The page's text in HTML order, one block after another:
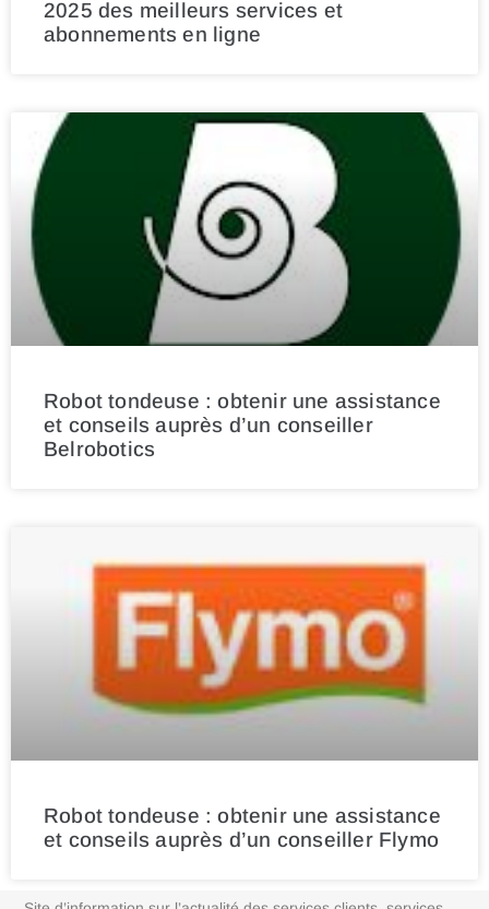
2025 des meilleurs services et
abonnements en ligne
Robot tondeuse : obtenir une assistance
et conseils auprès d’un conseiller
Belrobotics
Robot tondeuse : obtenir une assistance
et conseils auprès d’un conseiller Flymo